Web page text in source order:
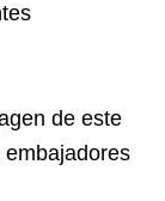
de este